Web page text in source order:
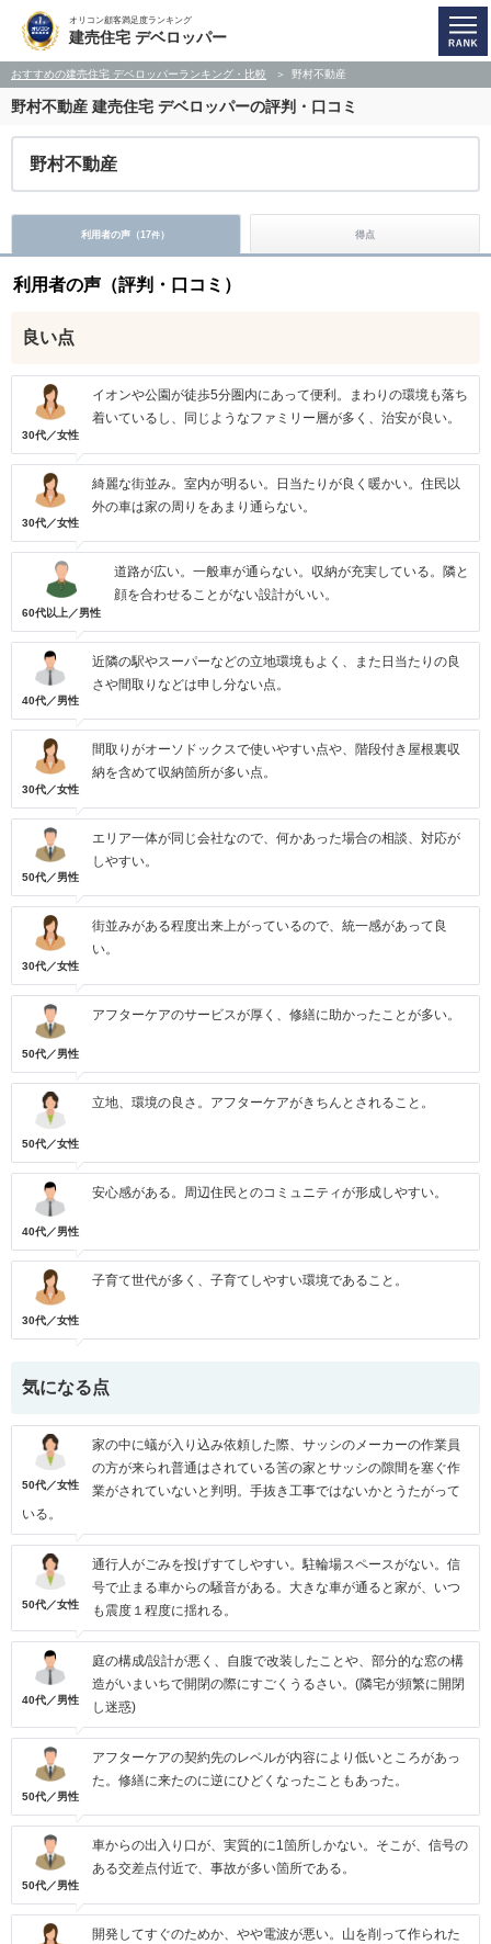
オリコン顧客満足度ランキング
建売住宅 デベロッパー
おすすめの建売住宅 デベロッパーランキング・比較 野村不動産
野村不動産 建売住宅 デベロッパーの評判・口コミ
野村不動産
利用者の声（17件） 得点
利用者の声（評判・口コミ）
良い点
30代／女性
イオンや公園が徒歩5分圏内にあって便利。まわりの環境も落ち
着いているし、同じようなファミリー層が多く、治安が良い。
30代／女性
綺麗な街並み。室内が明るい。日当たりが良く暖かい。住民以
外の車は家の周りをあまり通らない。
60代以上／男性
道路が広い。一般車が通らない。収納が充実している。隣と
顔を合わせることがない設計がいい。
40代／男性
近隣の駅やスーパーなどの立地環境もよく、また日当たりの良
さや間取りなどは申し分ない点。
30代／女性
間取りがオーソドックスで使いやすい点や、階段付き屋根裏収
納を含めて収納箇所が多い点。
50代／男性
エリア一体が同じ会社なので、何かあった場合の相談、対応が
しやすい。
30代／女性
街並みがある程度出来上がっているので、統一感があって良
い。
50代／男性
アフターケアのサービスが厚く、修繕に助かったことが多い。
50代／女性
立地、環境の良さ。アフターケアがきちんとされること。
40代／男性
安心感がある。周辺住民とのコミュニティが形成しやすい。
30代／女性
子育て世代が多く、子育てしやすい環境であること。
気になる点
50代／女性
家の中に蟻が入り込み依頼した際、サッシのメーカーの作業員
の方が来られ普通はされている筈の家とサッシの隙間を塞ぐ作
業がされていないと判明。手抜き工事ではないかとうたがって
いる。
50代／女性
通行人がごみを投げすてしやすい。駐輪場スペースがない。信
号で止まる車からの騒音がある。大きな車が通ると家が、いつ
も震度１程度に揺れる。
40代／男性
庭の構成/設計が悪く、自腹で改装したことや、部分的な窓の構
造がいまいちで開閉の際にすごくうるさい。(隣宅が頻繁に開閉
し迷惑)
50代／男性
アフターケアの契約先のレベルが内容により低いところがあっ
た。修繕に来たのに逆にひどくなったこともあった。
50代／男性
車からの出入り口が、実質的に1箇所しかない。そこが、信号の
ある交差点付近で、事故が多い箇所である。
開発してすぐのためか、やや電波が悪い。山を削って作られた